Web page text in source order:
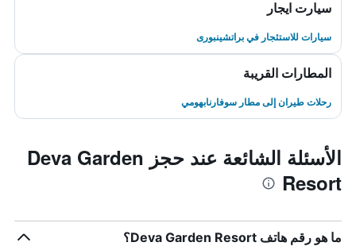
سيارت ايجار
سيارات للاستئجار في براتشينبورى
المطارات القريبة
رحلات طيران إلى مطار سوفارنابهومي
الأسئلة الشائعة عند حجز Deva Garden
Resort
ما هو رقم هاتف Deva Garden Resort؟